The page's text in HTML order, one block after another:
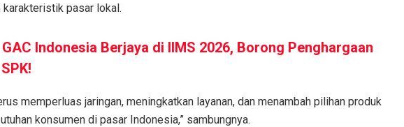
pasar lokal.
GAC Indonesia Berjaya di IIMS 2026, Borong Penghargaan
memperluas jaringan, meningkatkan layanan, dan menambah pilihan produk
konsumen di pasar Indonesia,” sambungnya.